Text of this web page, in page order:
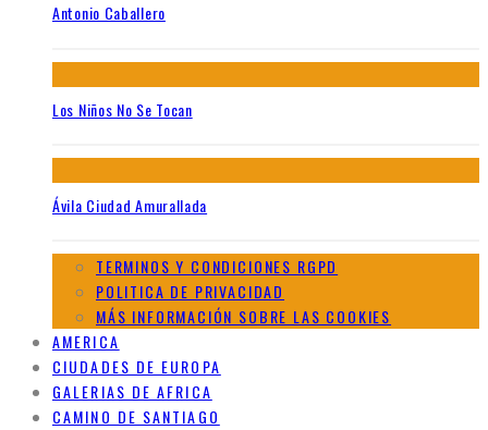
Antonio Caballero
Los Niños No Se Tocan
Ávila Ciudad Amurallada
TERMINOS Y CONDICIONES RGPD
POLITICA DE PRIVACIDAD
MÁS INFORMACIÓN SOBRE LAS COOKIES
AMERICA
CIUDADES DE EUROPA
GALERIAS DE AFRICA
CAMINO DE SANTIAGO